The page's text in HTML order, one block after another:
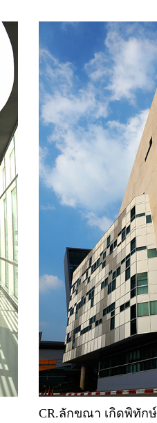
CR.ลักขณา เกิดพิทักษ์